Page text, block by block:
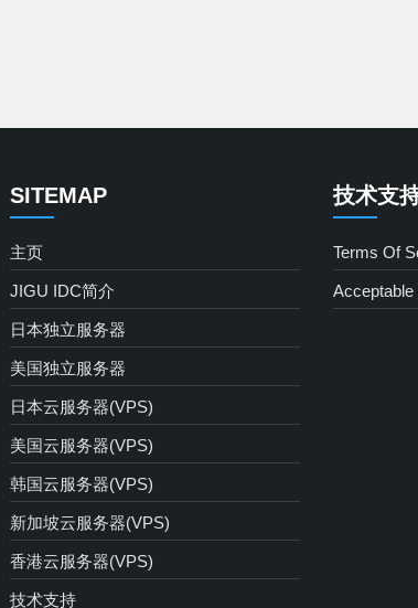
SITEMAP
主页
JIGU IDC简介
日本独立服务器
美国独立服务器
日本云服务器(VPS)
美国云服务器(VPS)
韩国云服务器(VPS)
新加坡云服务器(VPS)
香港云服务器(VPS)
技术支持
技术支
Terms Of